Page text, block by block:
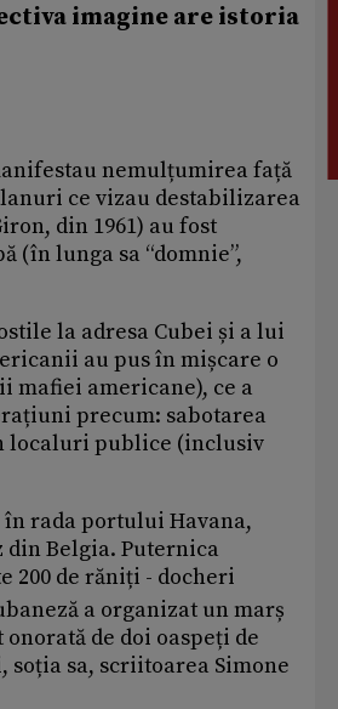
imagine are istoria
nemulțumirea față
ce vizau destabilizarea
din 1961) au fost
(în lunga sa “domnie”,
la adresa Cubei și a lui
au pus în mișcare o
mafiei americane), ce a
precum: sabotarea
localuri publice (inclusiv
în rada portului Havana,
din Belgia. Puternica
200 de răniți - docheri
a organizat un marș
de doi oaspeți de
sa, scriitoarea Simone